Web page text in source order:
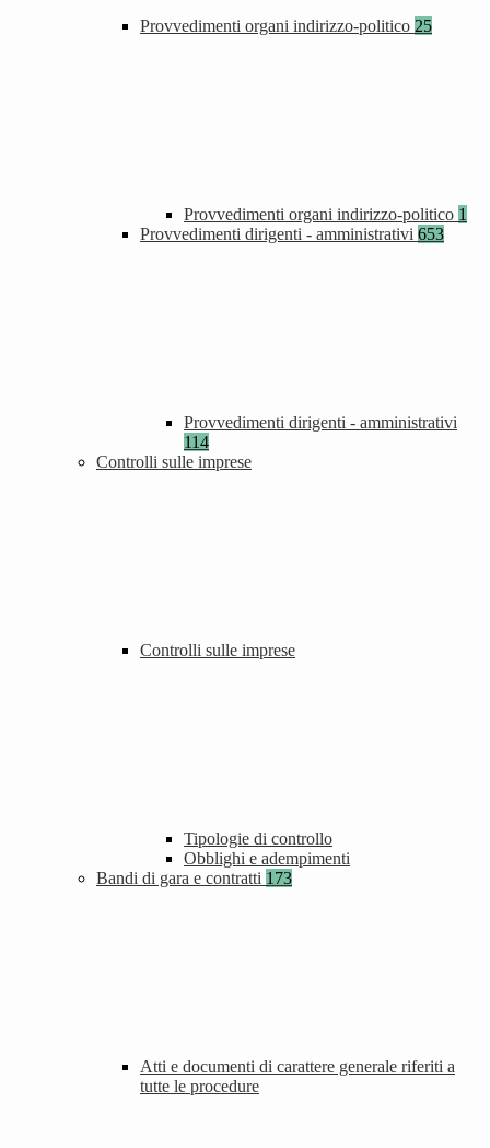
Provvedimenti organi indirizzo-politico 25
Provvedimenti organi indirizzo-politico 1
Provvedimenti dirigenti - amministrativi 653
Provvedimenti dirigenti - amministrativi
114
Controlli sulle imprese
Controlli sulle imprese
Tipologie di controllo
Obblighi e adempimenti
Bandi di gara e contratti 173
Atti e documenti di carattere generale riferiti a
tutte le procedure